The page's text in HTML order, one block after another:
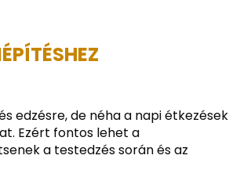
edzésre, de néha a napi étkezések
Ezért fontos lehet a
a testedzés során és az